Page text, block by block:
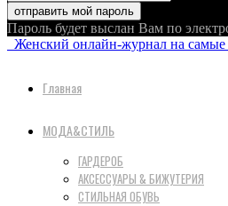
Пароль будет выслан Вам по
Женский онлайн-журнал на самые
Главная
МОДА&СТИЛЬ
ГАРДЕРОБ
АКСЕССУАРЫ & БИЖУТЕРИЯ
СТИЛЬНАЯ ОБУВЬ